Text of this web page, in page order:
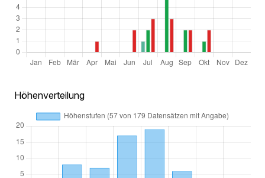
Höhenverteilung